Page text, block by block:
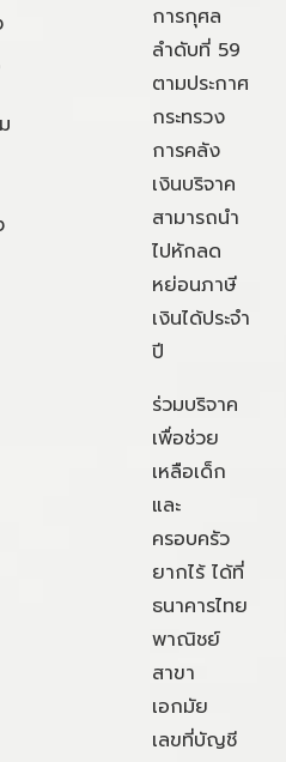
การกุศล
ลำดับที่ 59
ตามประกาศ
กระทรวง
การคลัง
เงินบริจาค
สามารถนำ
ไปหักลด
หย่อนภาษี
เงินได้ประจำ
ปี
ร่วมบริจาค
เพื่อช่วย
เหลือเด็ก
และ
ครอบครัว
ยากไร้ ได้ที่
ธนาคารไทย
พาณิชย์
สาขา
เอกมัย
เลขที่บัญชี